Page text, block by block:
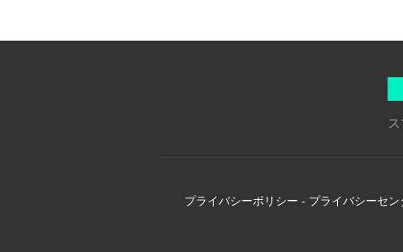
プライバシーポリシー - プライバシーセン